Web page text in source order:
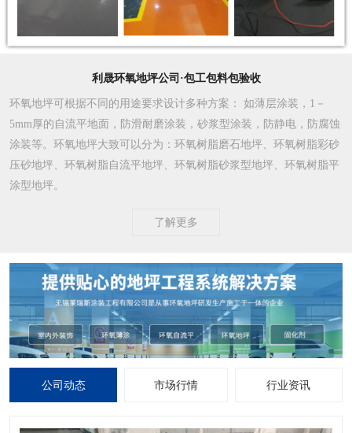
利晟环氧地坪公司·包工包料包验收
环氧地坪可根据不同的用途要求设计多种方案 ： 如薄层涂装，1－
5mm厚的自流平地面，防滑耐磨涂装，砂浆型涂装，防静电，防腐蚀
涂装等。环氧地坪大致可以分为：环氧树脂磨石地坪、环氧树脂彩砂
压砂地坪、环氧树脂自流平地坪、环氧树脂砂浆型地坪、环氧树脂平
涂型地坪。
了解更多
公司动态 市场行情 行业资讯